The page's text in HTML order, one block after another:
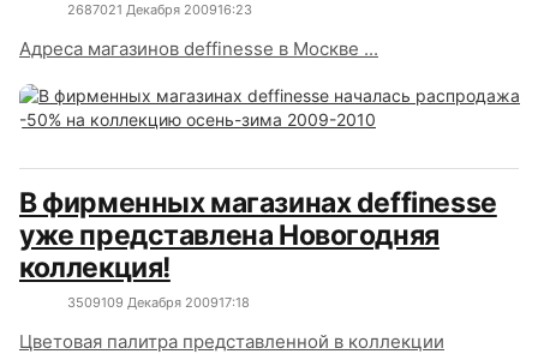
2687021 Декабря 200916:23
Адреса магазинов deffinesse в Москве ...
В фирменных магазинах deffinesse
уже представлена Новогодняя
коллекция!
3509109 Декабря 200917:18
Цветовая палитра представленной в коллекции